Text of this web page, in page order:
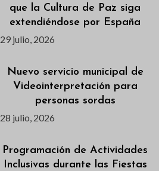
que la Cultura de Paz siga
extendiéndose por España
29 julio, 2026
Nuevo servicio municipal de
Videointerpretación para
personas sordas
28 julio, 2026
Programación de Actividades
Inclusivas durante las Fiestas